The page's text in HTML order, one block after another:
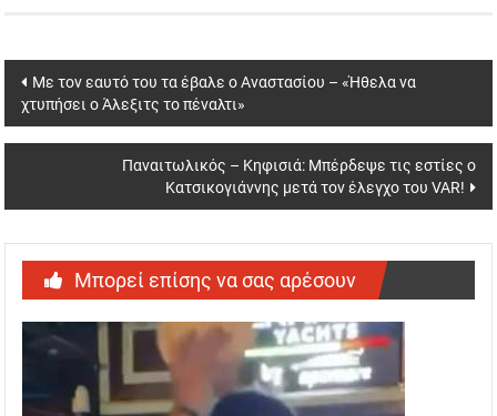
Post
navigation
Με τον εαυτό του τα έβαλε ο Αναστασίου – «Ήθελα να
χτυπήσει ο Άλεξιτς το πέναλτι»
Παναιτωλικός – Κηφισιά: Μπέρδεψε τις εστίες ο
Κατσικογιάννης μετά τον έλεγχο του VAR!
Μπορεί επίσης να σας αρέσουν